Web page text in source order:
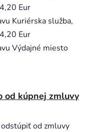
Eur
Kuriérska služba,
Eur
Výdajné miesto
od kúpnej zmluvy
od zmluvy